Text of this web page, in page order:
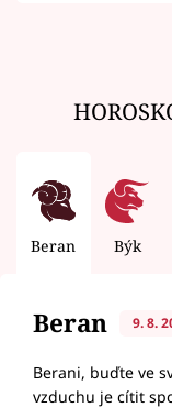
Beran Býk
Beran 9. 8.
Berani, buďte ve
vzduchu je cítit